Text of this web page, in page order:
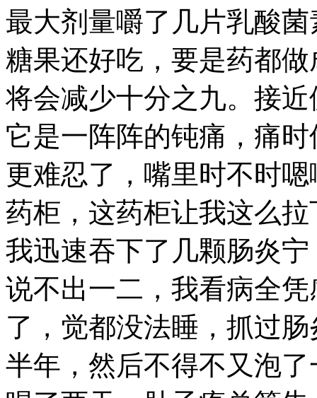
最大剂量嚼了几片乳酸
糖果还好吃，要是药都
将会减少十分之九。接
它是一阵阵的钝痛，痛
更难忍了，嘴里时不时
药柜，这药柜让我这么
我迅速吞下了几颗肠炎
说不出一二，我看病全
了，觉都没法睡，抓过
半年，然后不得不又泡